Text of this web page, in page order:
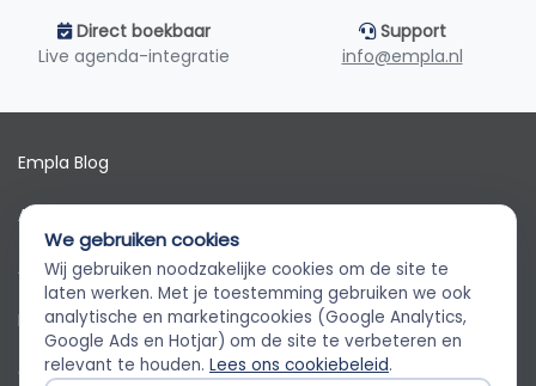
Direct boekbaar
Live agenda-integratie
Support
info@empla.nl
Empla Blog
Algemene voorwaarden
AVG
Privacybeleid
Cookiebeleid
Empla Assistent
Altijd beschikbaar, stel een vraag
We gebruiken cookies
Wij gebruiken noodzakelijke cookies om de site te
laten werken. Met je toestemming gebruiken we ook
analytische en marketingcookies (Google Analytics,
Google Ads en Hotjar) om de site te verbeteren en
relevant te houden. Lees ons cookiebeleid.